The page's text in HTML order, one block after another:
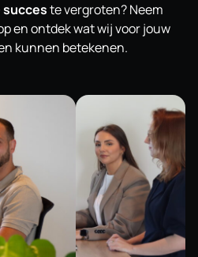
te vergroten? Neem
en ontdek wat wij voor jouw
kunnen betekenen.